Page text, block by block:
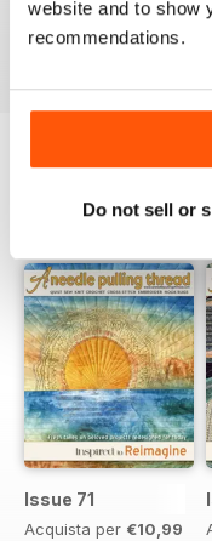
website and to show
recommendations.
Do not sell or
EDIZIONI
Issue 71
Acquista per €10,99